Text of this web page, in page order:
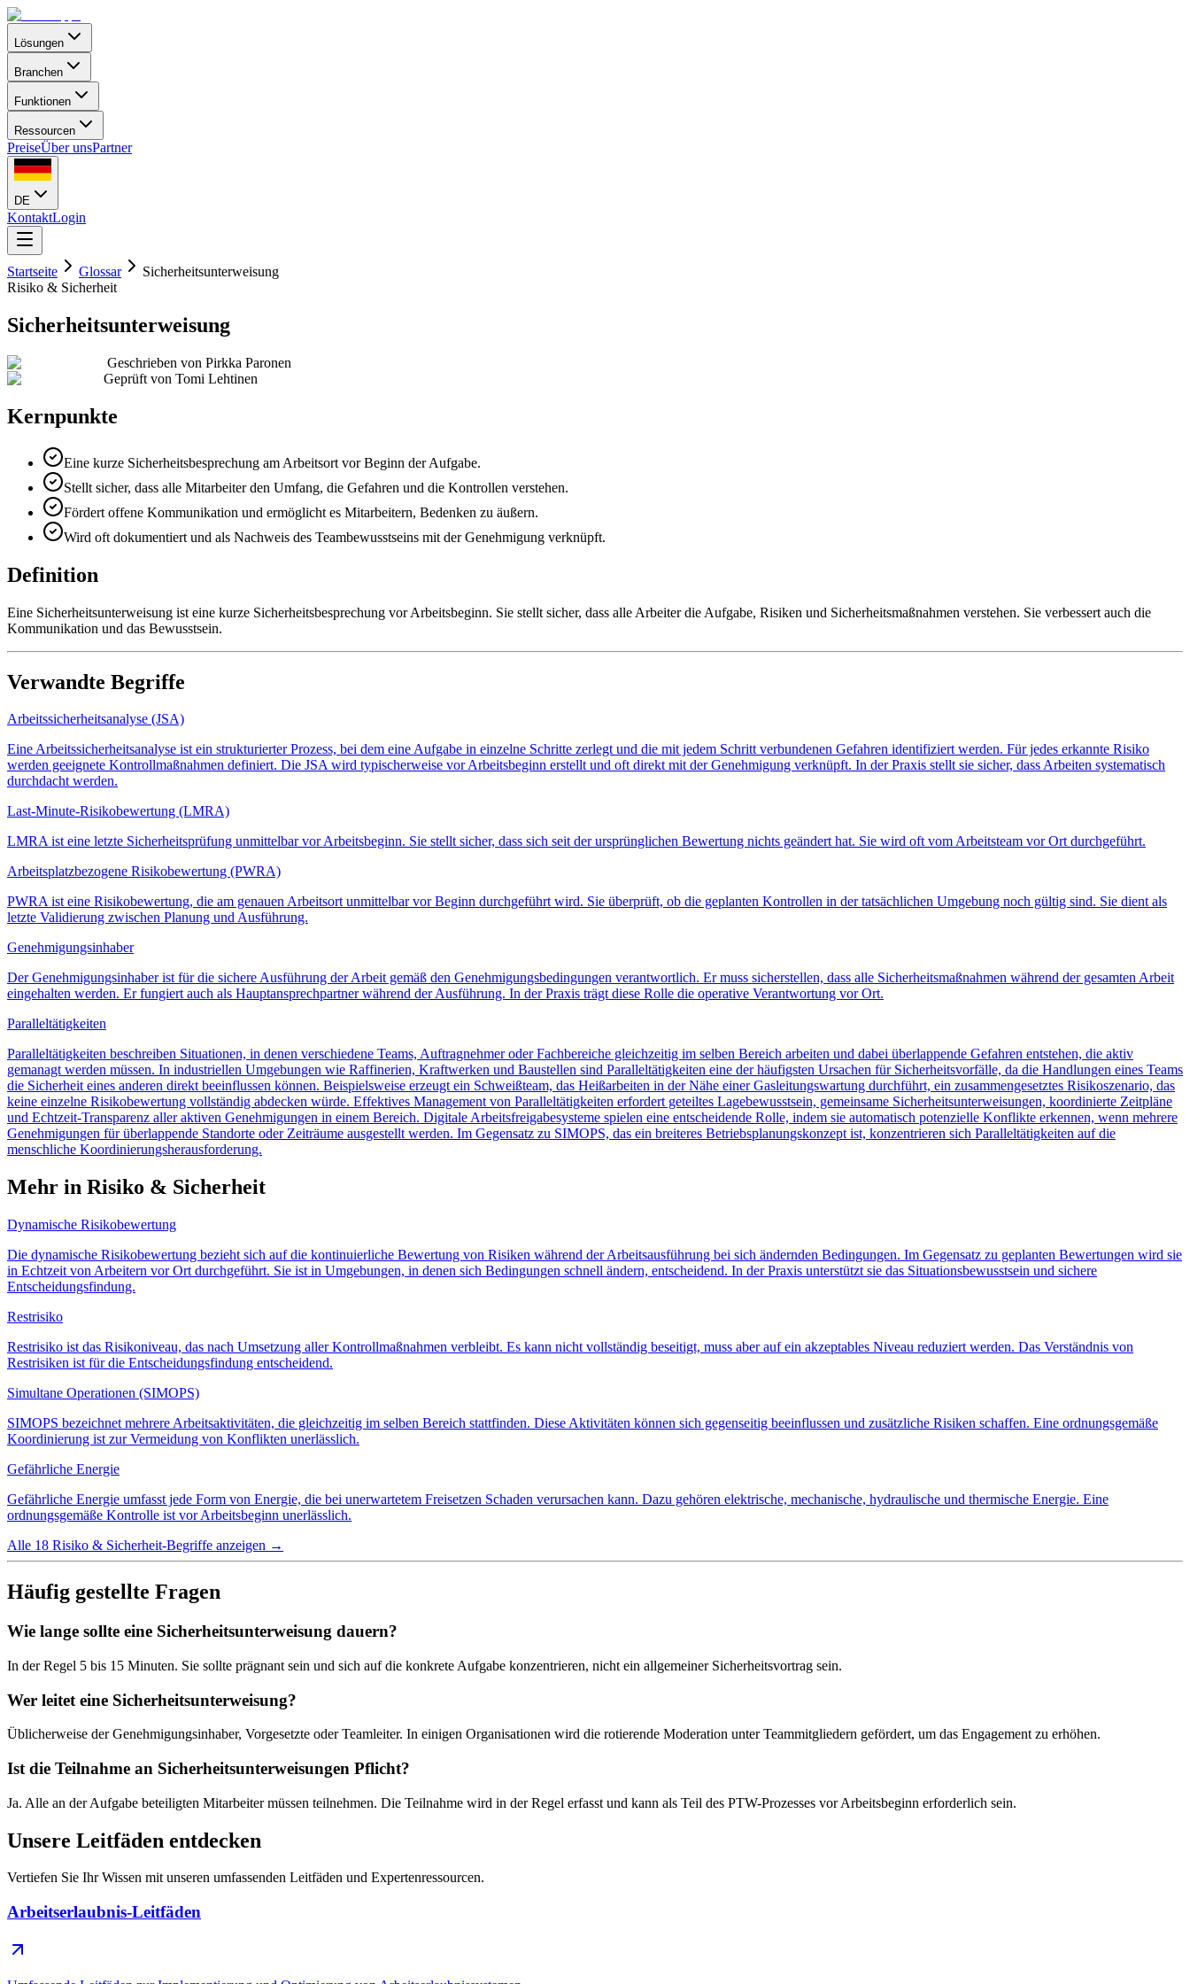
Lösungen
Branchen
Funktionen
Ressourcen
PreiseÜber unsPartner
DE
KontaktLogin
Startseite Glossar
Sicherheitsunterweisung
Risiko & Sicherheit
Sicherheitsunterweisung
Geschrieben von Pirkka Paronen
Geprüft von Tomi Lehtinen
Kernpunkte
Eine kurze Sicherheitsbesprechung am Arbeitsort vor Beginn der Aufgabe.
Stellt sicher, dass alle Mitarbeiter den Umfang, die Gefahren und die Kontrollen verstehen.
Fördert offene Kommunikation und ermöglicht es Mitarbeitern, Bedenken zu äußern.
Wird oft dokumentiert und als Nachweis des Teambewusstseins mit der Genehmigung verknüpft.
Definition
Eine Sicherheitsunterweisung ist eine kurze Sicherheitsbesprechung vor Arbeitsbeginn. Sie stellt sicher, dass alle Arbeiter die Aufgabe, Risiken und Sicherheitsmaßnahmen verstehen. Sie verbessert auch die
Kommunikation und das Bewusstsein.
Verwandte Begriffe
Arbeitssicherheitsanalyse (JSA)
Eine Arbeitssicherheitsanalyse ist ein strukturierter Prozess, bei dem eine Aufgabe in einzelne Schritte zerlegt und die mit jedem Schritt verbundenen Gefahren identifiziert werden. Für jedes erkannte Risiko
werden geeignete Kontrollmaßnahmen definiert. Die JSA wird typischerweise vor Arbeitsbeginn erstellt und oft direkt mit der Genehmigung verknüpft. In der Praxis stellt sie sicher, dass Arbeiten systematisch
durchdacht werden.
Last-Minute-Risikobewertung (LMRA)
LMRA ist eine letzte Sicherheitsprüfung unmittelbar vor Arbeitsbeginn. Sie stellt sicher, dass sich seit der ursprünglichen Bewertung nichts geändert hat. Sie wird oft vom Arbeitsteam vor Ort durchgeführt.
Arbeitsplatzbezogene Risikobewertung (PWRA)
PWRA ist eine Risikobewertung, die am genauen Arbeitsort unmittelbar vor Beginn durchgeführt wird. Sie überprüft, ob die geplanten Kontrollen in der tatsächlichen Umgebung noch gültig sind. Sie dient als
letzte Validierung zwischen Planung und Ausführung.
Genehmigungsinhaber
Der Genehmigungsinhaber ist für die sichere Ausführung der Arbeit gemäß den Genehmigungsbedingungen verantwortlich. Er muss sicherstellen, dass alle Sicherheitsmaßnahmen während der gesamten Arbeit
eingehalten werden. Er fungiert auch als Hauptansprechpartner während der Ausführung. In der Praxis trägt diese Rolle die operative Verantwortung vor Ort.
Paralleltätigkeiten
Paralleltätigkeiten beschreiben Situationen, in denen verschiedene Teams, Auftragnehmer oder Fachbereiche gleichzeitig im selben Bereich arbeiten und dabei überlappende Gefahren entstehen, die aktiv
gemanagt werden müssen. In industriellen Umgebungen wie Raffinerien, Kraftwerken und Baustellen sind Paralleltätigkeiten eine der häufigsten Ursachen für Sicherheitsvorfälle, da die Handlungen eines Teams
die Sicherheit eines anderen direkt beeinflussen können. Beispielsweise erzeugt ein Schweißteam, das Heißarbeiten in der Nähe einer Gasleitungswartung durchführt, ein zusammengesetztes Risikoszenario, das
keine einzelne Risikobewertung vollständig abdecken würde. Effektives Management von Paralleltätigkeiten erfordert geteiltes Lagebewusstsein, gemeinsame Sicherheitsunterweisungen, koordinierte Zeitpläne
und Echtzeit-Transparenz aller aktiven Genehmigungen in einem Bereich. Digitale Arbeitsfreigabesysteme spielen eine entscheidende Rolle, indem sie automatisch potenzielle Konflikte erkennen, wenn mehrere
Genehmigungen für überlappende Standorte oder Zeiträume ausgestellt werden. Im Gegensatz zu SIMOPS, das ein breiteres Betriebsplanungskonzept ist, konzentrieren sich Paralleltätigkeiten auf die
menschliche Koordinierungsherausforderung.
Mehr in Risiko & Sicherheit
Dynamische Risikobewertung
Die dynamische Risikobewertung bezieht sich auf die kontinuierliche Bewertung von Risiken während der Arbeitsausführung bei sich ändernden Bedingungen. Im Gegensatz zu geplanten Bewertungen wird sie
in Echtzeit von Arbeitern vor Ort durchgeführt. Sie ist in Umgebungen, in denen sich Bedingungen schnell ändern, entscheidend. In der Praxis unterstützt sie das Situationsbewusstsein und sichere
Entscheidungsfindung.
Restrisiko
Restrisiko ist das Risikoniveau, das nach Umsetzung aller Kontrollmaßnahmen verbleibt. Es kann nicht vollständig beseitigt, muss aber auf ein akzeptables Niveau reduziert werden. Das Verständnis von
Restrisiken ist für die Entscheidungsfindung entscheidend.
Simultane Operationen (SIMOPS)
SIMOPS bezeichnet mehrere Arbeitsaktivitäten, die gleichzeitig im selben Bereich stattfinden. Diese Aktivitäten können sich gegenseitig beeinflussen und zusätzliche Risiken schaffen. Eine ordnungsgemäße
Koordinierung ist zur Vermeidung von Konflikten unerlässlich.
Gefährliche Energie
Gefährliche Energie umfasst jede Form von Energie, die bei unerwartetem Freisetzen Schaden verursachen kann. Dazu gehören elektrische, mechanische, hydraulische und thermische Energie. Eine
ordnungsgemäße Kontrolle ist vor Arbeitsbeginn unerlässlich.
Alle 18 Risiko & Sicherheit-Begriffe anzeigen →
Häufig gestellte Fragen
Wie lange sollte eine Sicherheitsunterweisung dauern?
In der Regel 5 bis 15 Minuten. Sie sollte prägnant sein und sich auf die konkrete Aufgabe konzentrieren, nicht ein allgemeiner Sicherheitsvortrag sein.
Wer leitet eine Sicherheitsunterweisung?
Üblicherweise der Genehmigungsinhaber, Vorgesetzte oder Teamleiter. In einigen Organisationen wird die rotierende Moderation unter Teammitgliedern gefördert, um das Engagement zu erhöhen.
Ist die Teilnahme an Sicherheitsunterweisungen Pflicht?
Ja. Alle an der Aufgabe beteiligten Mitarbeiter müssen teilnehmen. Die Teilnahme wird in der Regel erfasst und kann als Teil des PTW-Prozesses vor Arbeitsbeginn erforderlich sein.
Unsere Leitfäden entdecken
Vertiefen Sie Ihr Wissen mit unseren umfassenden Leitfäden und Expertenressourcen.
Arbeitserlaubnis-Leitfäden